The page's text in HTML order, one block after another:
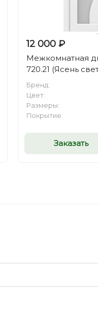
12 000 ₽
Межкомнатная
720.21 (Ясень
Бренд:
Цвет:
Размеры:
Покрытие:
Заказать